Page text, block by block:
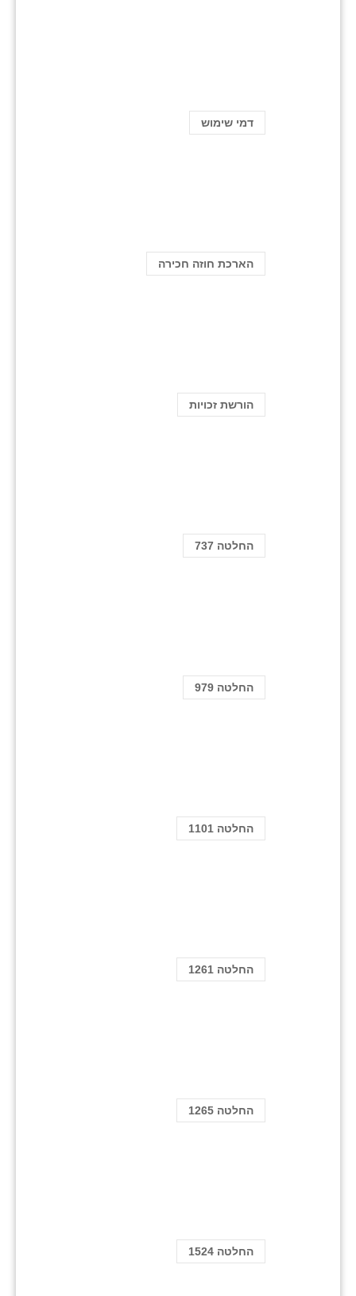
דמי שימוש
הארכת חוזה חכירה
הורשת זכויות
החלטה 737
החלטה 979
החלטה 1101
החלטה 1261
החלטה 1265
החלטה 1524